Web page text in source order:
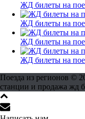
ЖД билеты на
ЖД билеты на
ЖД билеты на
ЖД билеты на
Поезда из регионов ©
станции и продажа жд